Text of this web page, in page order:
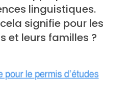
linguistiques.
signifie pour les
et leurs familles ?